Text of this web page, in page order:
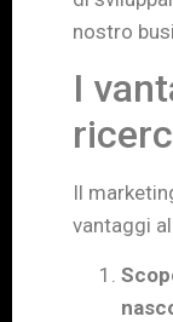
nostro
I
Il
vantaggi